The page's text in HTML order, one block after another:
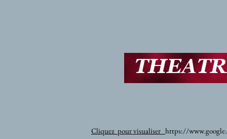
Cliquez pour visualiser https://